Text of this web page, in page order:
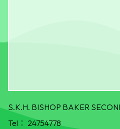
S.K.H. BISHOP BAKER
Tel： 24754778